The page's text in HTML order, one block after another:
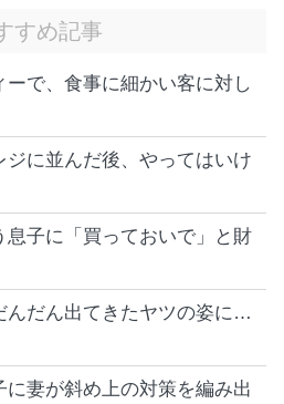
すめ記事
で、食事に細かい客に対し
に並んだ後、やってはいけ
子に「買っておいで」と財
んだん出てきたヤツの姿に…
妻が斜め上の対策を編み出